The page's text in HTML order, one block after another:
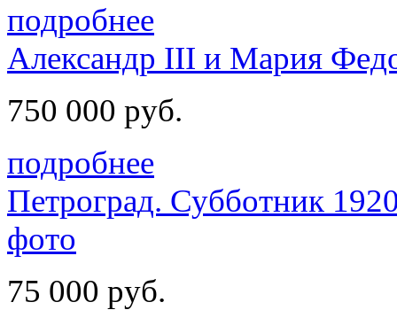
подробнее
Александр III и Мария
750 000 руб.
подробнее
Петроград. Субботник
фото
75 000 руб.